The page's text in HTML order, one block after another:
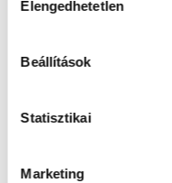
Elengedhetetlen
Beállítások
Statisztikai
Marketing